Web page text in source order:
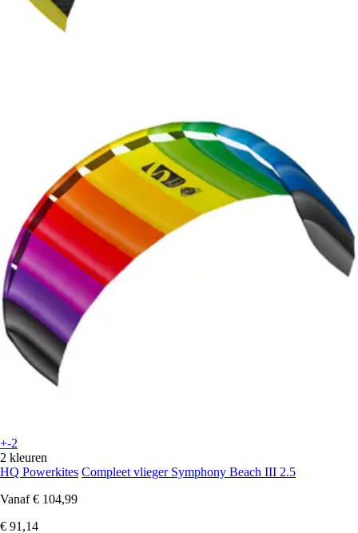
+-2
2 kleuren
HQ Powerkites Compleet vlieger Symphony Beach III 2.5
Vanaf € 104,99
€ 91,14